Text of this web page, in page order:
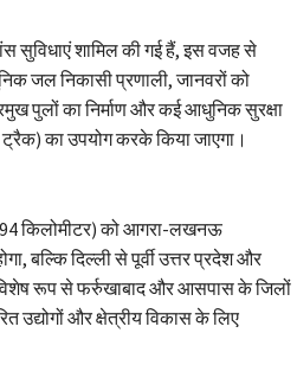
सुविधाएं शामिल की गई हैं, इस वजह से
जल निकासी प्रणाली, जानवरों को
पुलों का निर्माण और कई आधुनिक सुरक्षा
का उपयोग करके किया जाएगा।
किलोमीटर) को आगरा-लखनऊ
बल्कि दिल्ली से पूर्वी उत्तर प्रदेश और
विशेष रूप से फर्रुखाबाद और आसपास के जिलों
उद्योगों और क्षेत्रीय विकास के लिए